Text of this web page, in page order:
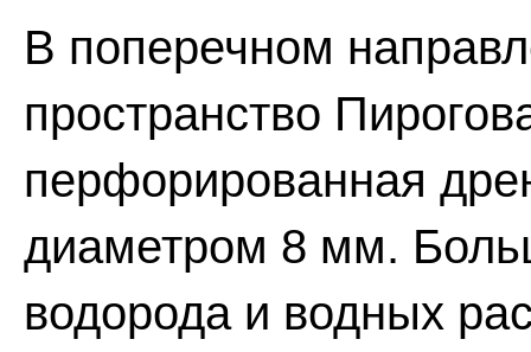
В поперечном
пространство
перфорированная
диаметром 8 мм.
водорода и водных